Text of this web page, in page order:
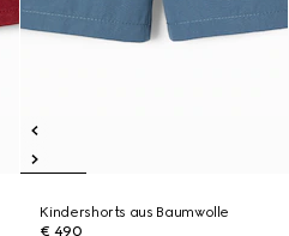
Kindershorts aus Baumwolle
€ 490